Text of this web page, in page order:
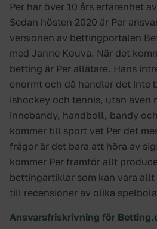
Per har över 10 års erfarenhet
Sedan hösten 2020 är Per
versionen av bettingportalen
med Janne Kouva. När det
betting är Per allätare. Hans
enormt och då handlar det inte
ishockey och tennis, utan även
innebandy, handboll, bandy
kommer till sport vet Per det
frågor är det bara att höra av
kommer Per framför allt
bettingartiklar som kan vara
till recensioner av olika
Ansvarsfriskrivning för